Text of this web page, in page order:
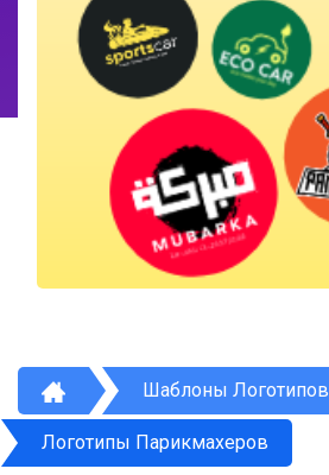
Шаблоны Логотипов
Логотипы Парикмахеров